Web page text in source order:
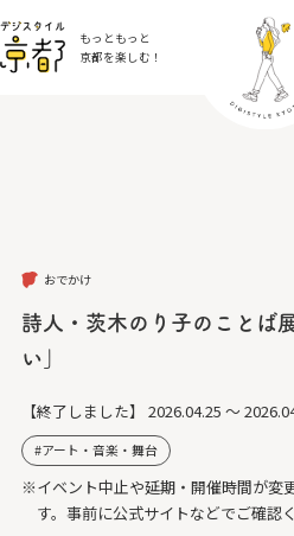
もっともっと
京都を楽しむ！
おでかけ
詩人・茨木のり子のことば
い」
【終了しました】 2026.04.25 ～
アート・音楽・舞台
※イベント中止や延期・開催時間が変
す。事前に公式サイトなどでご確認